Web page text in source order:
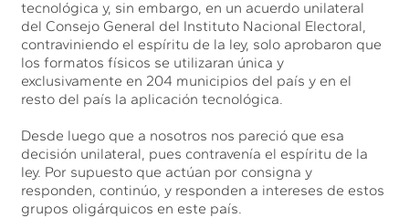
tecnológica y, sin embargo, en un acuerdo unilateral
del Consejo General del Instituto Nacional Electoral,
contraviniendo el espíritu de la ley, solo aprobaron que
los formatos físicos se utilizaran única y
exclusivamente en 204 municipios del país y en el
resto del país la aplicación tecnológica.
Desde luego que a nosotros nos pareció que esa
decisión unilateral, pues contravenía el espíritu de la
ley. Por supuesto que actúan por consigna y
responden, continúo, y responden a intereses de estos
grupos oligárquicos en este país.